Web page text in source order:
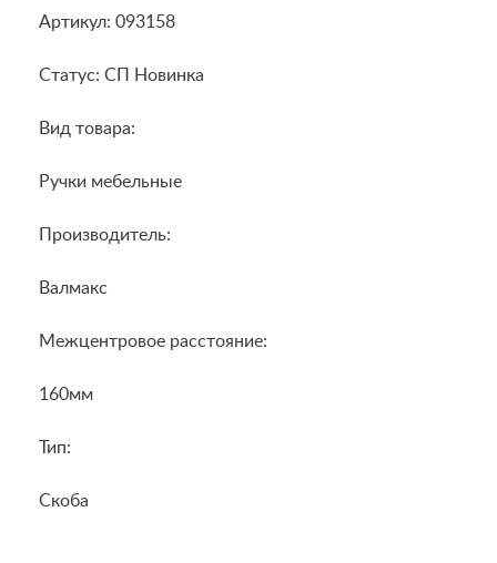
Артикул: 093158
Статус: СП Новинка
Вид товара:
Ручки мебельные
Производитель:
Валмакс
Межцентровое расстояние:
160мм
Тип:
Скоба